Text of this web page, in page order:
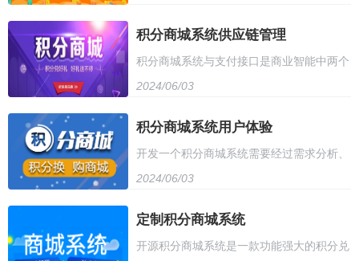
线积分商城，并进行运营维护，不断优化系
营。
化系统性能，确保用户兑换流程顺畅。 6.
建立客服团队，及时解决用户问题，提升用
际情况进行调整优化。
设计积分体系，制定积分获取和消耗规则。
3. 开发积分兑换功能，包括商品筛选、积分
口，实现与外部合作平台的互通。 5. 搭建
安全防护体系，保障用户信息和交易安全。
培训客服人员，指导用户使用系统进行积分
积分商城系统供应链管理
积分商城系统与支付接口是商业智能中两个
重要的组成部分。积分商城系统主要用于管
理用户积分，鼓励用户消费并提升用户粘
性。而支付接口则是提供了一种方便、安
环。两者的有机结合可以有效地提高企业业
绩和用户体验。实现积分商城系统与支付接
2024/06/03
积分商城系统用户体验
开发一个积分商城系统需要经过需求分析、
系统设计、开发、测试、上线五个阶段，大
约需要6-9个月的时间。具体时间可能会因
项目的复杂性和需求而有所不同。开发周期
2024/06/03
定制积分商城系统
开源积分商城系统是一款功能强大的积分兑